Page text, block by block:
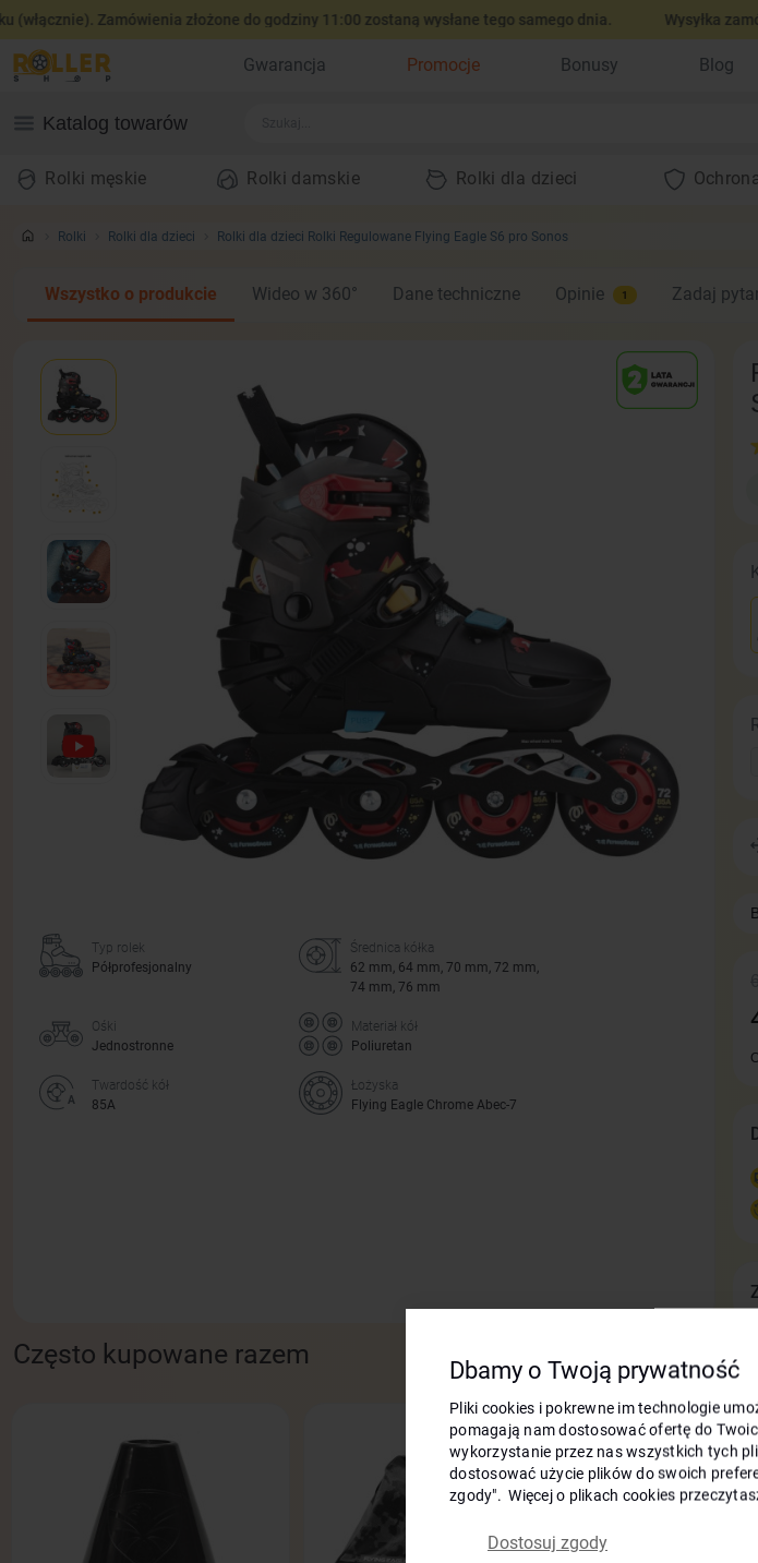
Zamówienia złożone do godziny 11:00 zostaną wysłane tego samego dnia. Wysyłka
Gwarancja Promocje Bonusy Blog
Katalog towarów
Rolki męskie Rolki damskie Rolki dla dzieci
Rolki Rolki dla dzieci Rolki dla dzieci Rolki Regulowane Flying Eagle S6 pro Sonos
Wszystko o produkcie Wideo w 360° Dane techniczne Opinie 1 Zadaj
Typ rolek
Półprofesjonalny
Średnica kółka
62 mm, 64 mm, 70 mm, 72 mm,
74 mm, 76 mm
Ośki
Jednostronne
Materiał kół
Poliuretan
Twardość kół
85А
Łożyska
Flying Eagle Chrome Abec-7
Często kupowane razem
Dbamy o Twoją prywatność
Pliki cookies i pokrewne im technologie
pomagają nam dostosować ofertę do
wykorzystanie przez nas wszystkich tych
dostosować użycie plików do swoich
zgody". Więcej o plikach cookies
Dostosuj zgody